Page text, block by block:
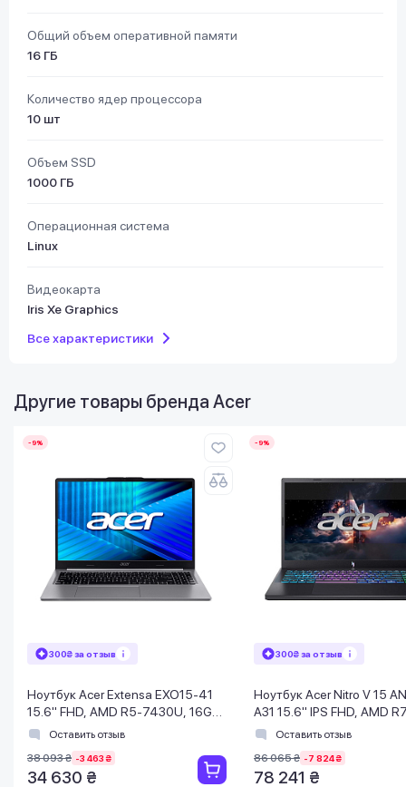
Общий объем оперативной памяти
16 ГБ
Количество ядер процессора
10 шт
Объем SSD
1000 ГБ
Операционная система
Linux
Видеокарта
Iris Xe Graphics
Все характеристики
Другие товары бренда Acer
-9%
300₴ за отзыв
Ноутбук Acer Extensa EXO15-41
15.6" FHD, AMD R5-7430U, 16GB,
F512GB, UMA, Lin, серый
Оставить отзыв
38 093 ₴ -3 463 ₴
34 630 ₴
-9%
300₴ за отзыв
Ноутбук Acer Nitro V 15
A31 15.6" IPS FHD, AMD
16GB, F512GB,
Оставить отзыв
86 065 ₴ -7 824 ₴
78 241 ₴